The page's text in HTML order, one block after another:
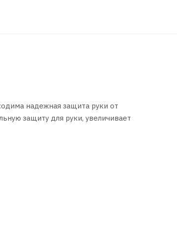
надежная защита руки от
защиту для руки, увеличивает